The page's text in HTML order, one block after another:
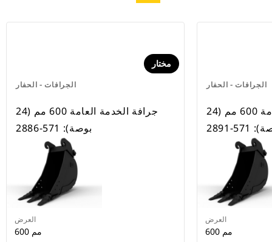
الجرافات - الحفار
مختار
جرافة الخدمة العامة 600 مم (24
بوصة): 571-2886
العرض
600 مم
الجرافات - الحفار
جرافة الخدمة العامة 600 مم (24
2891
العرض
600 مم